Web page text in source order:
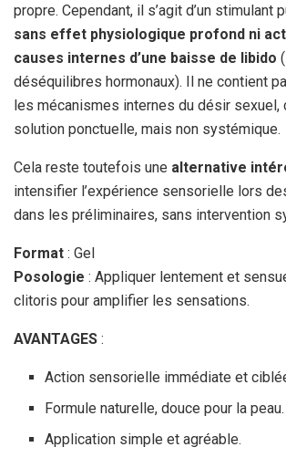
propre. Cependant, il s’agit d’un stimulant
sans effet physiologique profond ni
causes internes d’une baisse de libido
déséquilibres hormonaux). Il ne contient
les mécanismes internes du désir sexuel,
solution ponctuelle, mais non systémique.
Cela reste toutefois une alternative
intensifier l’expérience sensorielle lors
dans les préliminaires, sans intervention
Format : Gel
Posologie : Appliquer lentement et
clitoris pour amplifier les sensations.
AVANTAGES :
Action sensorielle immédiate et
Formule naturelle, douce pour la peau.
Application simple et agréable.